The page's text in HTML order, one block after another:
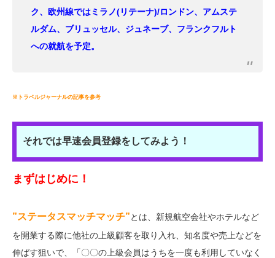
ク、欧州線ではミラノ(リテーナ)/ロンドン、アムステ
ルダム、ブリュッセル、ジュネーブ、フランクフルト
への就航を予定。
※トラベルジャーナルの記事を参考
それでは早速会員登録をしてみよう！
まずはじめに！
”ステータスマッチマッチ”とは、新規航空会社やホテルなど
を開業する際に他社の上級顧客を取り入れ、知名度や売上などを
伸ばす狙いで、「〇〇の上級会員はうちを一度も利用していなく